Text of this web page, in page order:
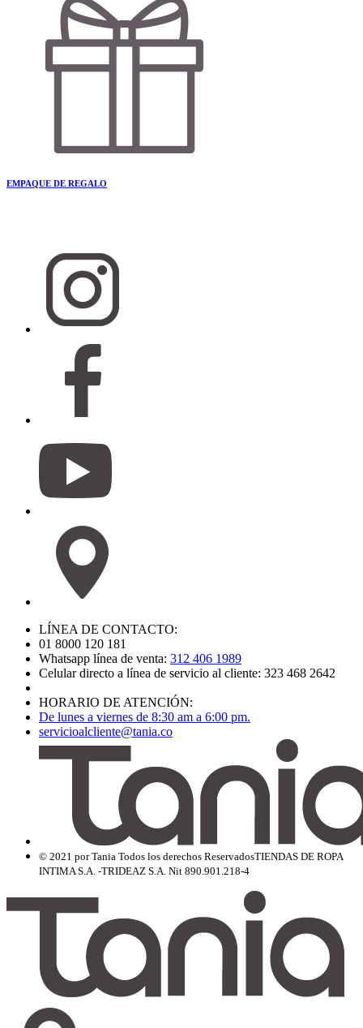
EMPAQUE DE REGALO
LÍNEA DE CONTACTO:
01 8000 120 181
Whatsapp línea de venta: 312 406 1989
Celular directo a línea de servicio al cliente: 323 468 2642
HORARIO DE ATENCIÓN:
De lunes a viernes de 8:30 am a 6:00 pm.
servicioalcliente@tania.co
© 2021 por Tania Todos los derechos ReservadosTIENDAS DE ROPA
INTIMA S.A. -TRIDEAZ S.A. Nit 890.901.218-4